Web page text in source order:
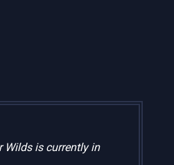
Wilds is currently in